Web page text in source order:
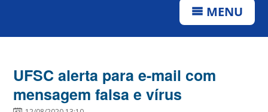
MENU
UFSC alerta para e-mail com
mensagem falsa e vírus